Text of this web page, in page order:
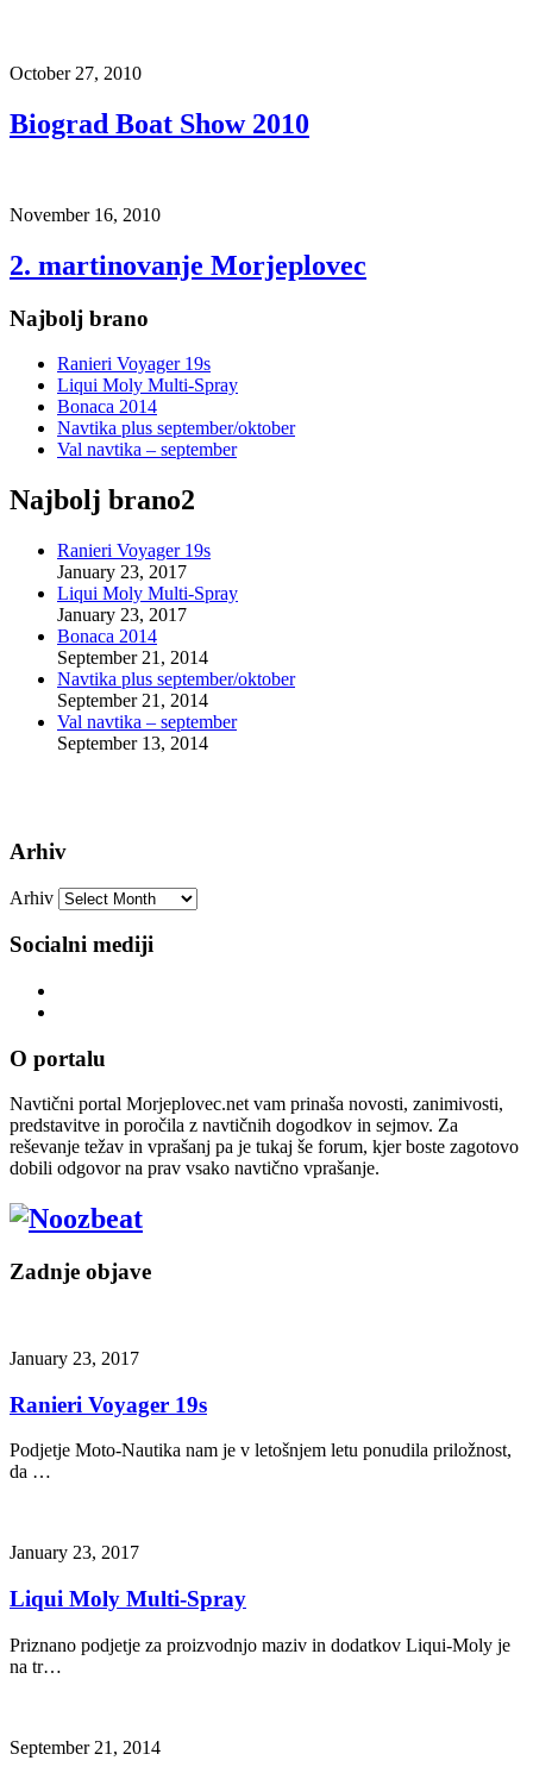
October 27, 2010
Biograd Boat Show 2010
November 16, 2010
2. martinovanje Morjeplovec
Najbolj brano
Ranieri Voyager 19s
Liqui Moly Multi-Spray
Bonaca 2014
Navtika plus september/oktober
Val navtika – september
Najbolj brano2
Ranieri Voyager 19s
January 23, 2017
Liqui Moly Multi-Spray
January 23, 2017
Bonaca 2014
September 21, 2014
Navtika plus september/oktober
September 21, 2014
Val navtika – september
September 13, 2014
Arhiv
Arhiv
Socialni mediji
O portalu
Navtični portal Morjeplovec.net vam prinaša novosti, zanimivosti,
predstavitve in poročila z navtičnih dogodkov in sejmov. Za
reševanje težav in vprašanj pa je tukaj še forum, kjer boste zagotovo
dobili odgovor na prav vsako navtično vprašanje.
Zadnje objave
January 23, 2017
Ranieri Voyager 19s
Podjetje Moto-Nautika nam je v letošnjem letu ponudila priložnost,
da …
January 23, 2017
Liqui Moly Multi-Spray
Priznano podjetje za proizvodnjo maziv in dodatkov Liqui-Moly je
na tr…
September 21, 2014